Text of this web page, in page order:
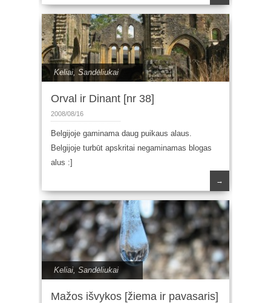
Keliai Sandėliukai
Orval ir Dinant [nr 38]
2008/08/16
Belgijoje gaminama daug puikaus alaus.
Belgijoje turbūt apskritai negaminamas blogas
alus :]
→
Keliai, Sandėliukai
Mažos išvykos [žiema ir pavasaris]